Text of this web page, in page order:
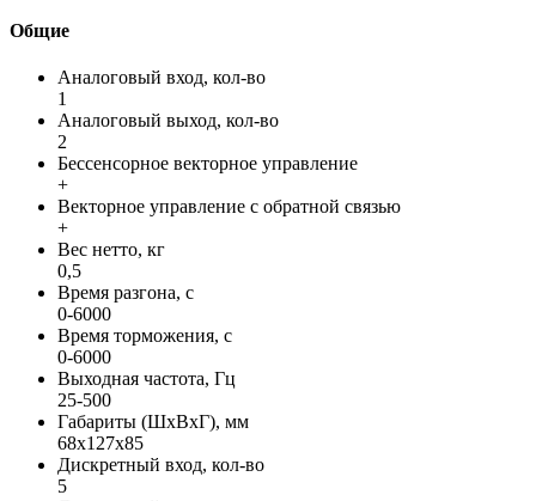
Общие
Аналоговый вход, кол-во
1
Аналоговый выход, кол-во
2
Бессенсорное векторное управление
+
Векторное управление с обратной связью
+
Вес нетто, кг
0,5
Время разгона, с
0-6000
Время торможения, с
0-6000
Выходная частота, Гц
25-500
Габариты (ШхВхГ), мм
68х127х85
Дискретный вход, кол-во
5